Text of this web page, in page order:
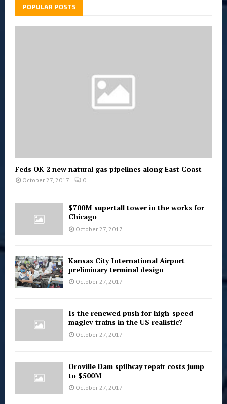
POPULAR POSTS
Feds OK 2 new natural gas pipelines along East Coast
October 27, 2017 0
$700M supertall tower in the works for
Chicago
October 27, 2017
Kansas City International Airport
preliminary terminal design
October 27, 2017
Is the renewed push for high-speed
maglev trains in the US realistic?
October 27, 2017
Oroville Dam spillway repair costs jump
to $500M
October 27, 2017